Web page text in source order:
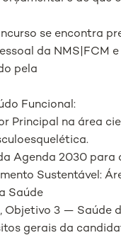
se encontra
da NMS|FCM e
pela
Funcional:
Principal na área
Agenda 2030 para
Sustentável:
Saúde
Objetivo 3 — Saúde
gerais da